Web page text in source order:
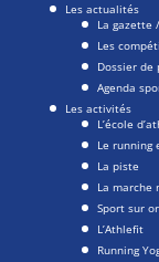
Les actualités
La gazette
Les
Dossier de
Agenda
Les activités
L’école
Le running
La piste
La marche
Sport sur
L’Athlefit
Running